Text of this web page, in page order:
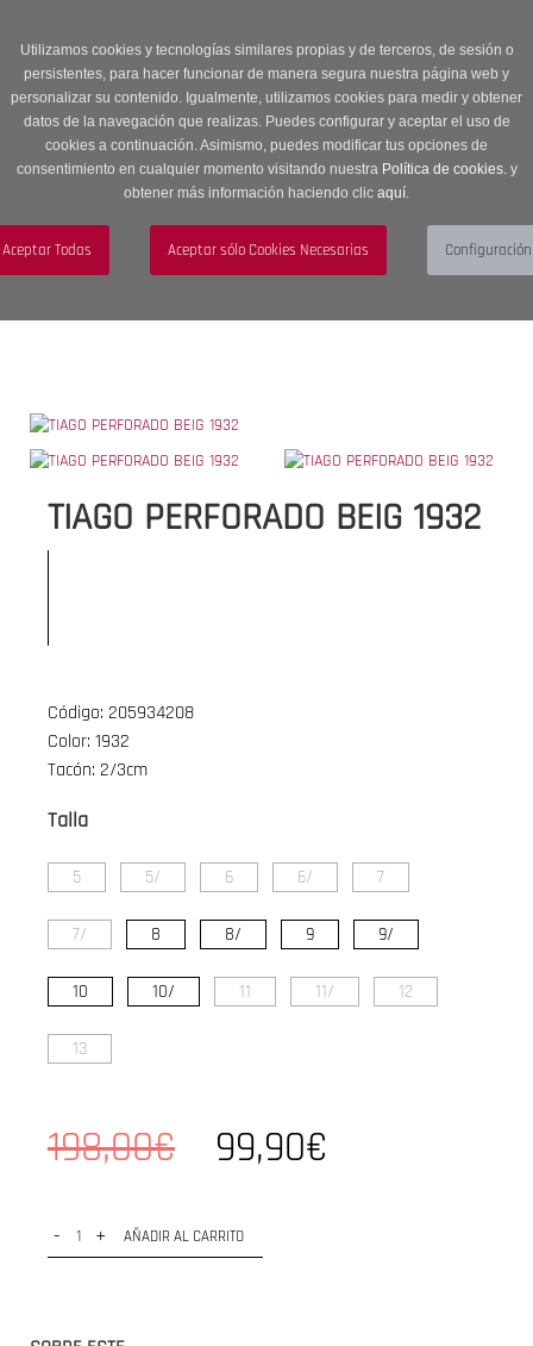
Utilizamos cookies y tecnologías similares propias y de terceros, de sesión o
persistentes, para hacer funcionar de manera segura nuestra página web y
personalizar su contenido. Igualmente, utilizamos cookies para medir y obtener
datos de la navegación que realizas. Puedes configurar y aceptar el uso de
cookies a continuación. Asimismo, puedes modificar tus opciones de
consentimiento en cualquier momento visitando nuestra Política de cookies.y
obtener más información haciendo clic aquí.
descuento en Sección OUTLET con código OUTLET20
navigation
Menú
TIAGO PERFORADO BEIG 1932
Código: 205934208
Color: 1932
Tacón: 2/3cm
Talla
5 5/ 6 6/ 7
7/ 8 8/ 9 9/
10 10/ 11 11/ 12
13
198,00€ 99,90€
- + AÑADIR AL CARRITO